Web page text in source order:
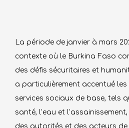
DES
ET
(DESC)
La période de janvier à mars
contexte où le Burkina Faso
des défis sécuritaires et
a particulièrement accentué les
services sociaux de base, tels
santé, l’eau et
des autorités et des acteurs